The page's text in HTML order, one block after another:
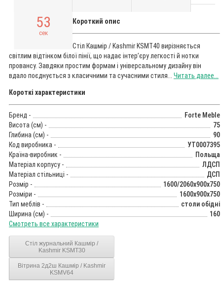
52
сек
Короткий опис
Стіл Кашмір / Kashmir KSMT40 вирізняється
світлим відтінком білої пінії, що надає інтер’єру легкості й нотки
провансу. Завдяки простим формам і універсальному дизайну він
вдало поєднується з класичними та сучасними стиля... Читать далее...
Короткі характеристики
Бренд -
Forte Meble
Висота (см) -
75
Глибина (см) -
90
Код виробника -
УТ0007395
Країна-виробник -
Польща
Матеріал корпусу -
ЛДСП
Матеріал стільниці -
ДСП
Розмір -
1600/2060x900x750
Розміри -
1600x900x750
Тип меблів -
столи обідні
Ширина (см) -
160
Смотреть все характеристики
Стіл журнальний Кашмір /
Kashmir KSMT30
Вітрина 2д2ш Кашмір / Kashmir
KSMV64